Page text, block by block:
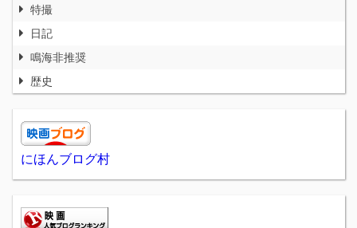
特撮
日記
鳴海非推奨
歴史
にほんブログ村